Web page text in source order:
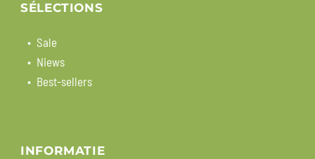
SÉLECTIONS
Sale
Niews
Best-sellers
INFORMATIE